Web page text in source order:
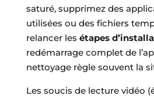
saturé, supprimez des
utilisées ou des fichiers
relancer les étapes
redémarrage complet de
nettoyage règle souvent la
Les soucis de lecture vidéo